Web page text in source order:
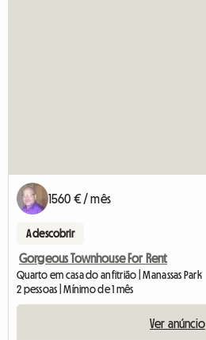
1560 € / mês
A descobrir
Gorgeous Townhouse For Rent
Quarto em casa do anfitrião | Manassas Park
2 pessoas | Mínimo de 1 mês
Ver anúncio